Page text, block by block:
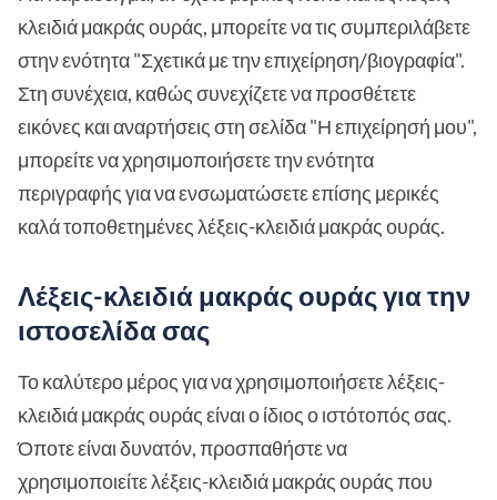
κλειδιά μακράς ουράς, μπορείτε να τις συμπεριλάβετε
στην ενότητα "Σχετικά με την επιχείρηση/βιογραφία".
Στη συνέχεια, καθώς συνεχίζετε να προσθέτετε
εικόνες και αναρτήσεις στη σελίδα "Η επιχείρησή μου",
μπορείτε να χρησιμοποιήσετε την ενότητα
περιγραφής για να ενσωματώσετε επίσης μερικές
καλά τοποθετημένες λέξεις-κλειδιά μακράς ουράς.
Λέξεις-κλειδιά μακράς ουράς για την
ιστοσελίδα σας
Το καλύτερο μέρος για να χρησιμοποιήσετε λέξεις-
κλειδιά μακράς ουράς είναι ο ίδιος ο ιστότοπός σας.
Όποτε είναι δυνατόν, προσπαθήστε να
χρησιμοποιείτε λέξεις-κλειδιά μακράς ουράς που